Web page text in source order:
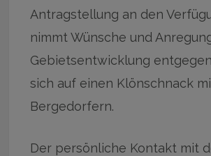
Antragstellung an den
nimmt Wünsche und
Gebietsentwicklung
sich auf einen Klönschnack
Bergedorfern.
Der persönliche Kontakt mit